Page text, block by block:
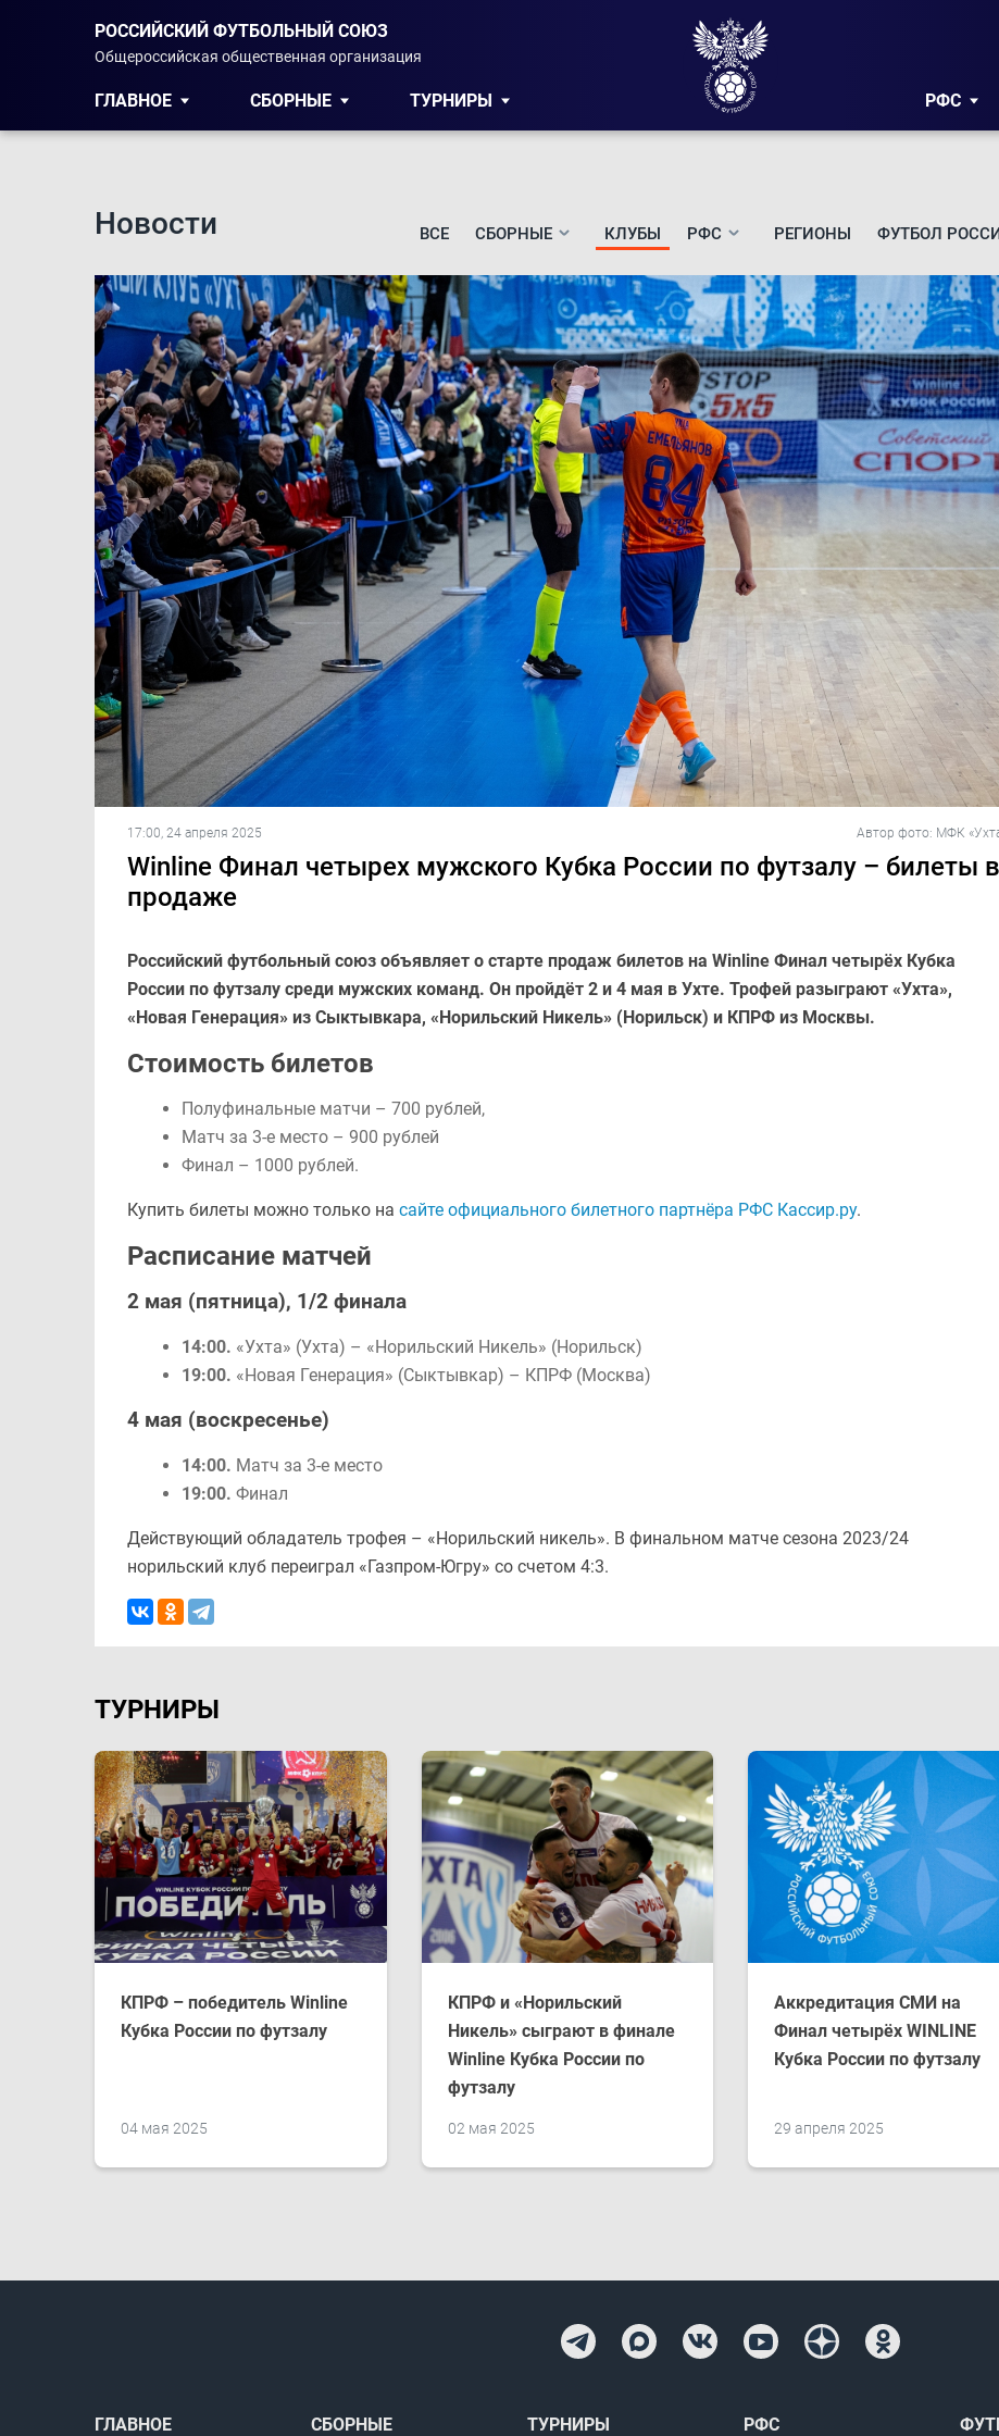
РОССИЙСКИЙ ФУТБОЛЬНЫЙ СОЮЗ
Общероссийская общественная организация
ГЛАВНОЕ СБОРНЫЕ ТУРНИРЫ РФС
Новости ВСЕ СБОРНЫЕ КЛУБЫ РФС РЕГИОНЫ ФУТБОЛ
17:00, 24 апреля 2025 Автор фото: МФК
Winline Финал четырех мужского Кубка России по футзалу – билеты в
продаже
Российский футбольный союз объявляет о старте продаж билетов на Winline Финал четырёх Кубка
России по футзалу среди мужских команд. Он пройдёт 2 и 4 мая в Ухте. Трофей разыграют «Ухта»,
«Новая Генерация» из Сыктывкара, «Норильский Никель» (Норильск) и КПРФ из Москвы.
Стоимость билетов
Полуфинальные матчи – 700 рублей,
Матч за 3-е место – 900 рублей
Финал – 1000 рублей.
Купить билеты можно только на сайте официального билетного партнёра РФС Кассир.ру.
Расписание матчей
2 мая (пятница), 1/2 финала
14:00. «Ухта» (Ухта) – «Норильский Никель» (Норильск)
19:00. «Новая Генерация» (Сыктывкар) – КПРФ (Москва)
4 мая (воскресенье)
14:00. Матч за 3-е место
19:00. Финал
Действующий обладатель трофея – «Норильский никель». В финальном матче сезона 2023/24
норильский клуб переиграл «Газпром-Югру» со счетом 4:3.
ТУРНИРЫ
04 мая 2025
КПРФ – победитель Winline
Кубка России по футзалу
02 мая 2025
КПРФ и «​Норильский
Никель» сыграют в финале
Winline Кубка России по
футзалу
29 апреля 2025
Аккредитация СМИ на
Финал четырёх WINLINE
Кубка России по футзалу
ГЛАВНОЕ СБОРНЫЕ ТУРНИРЫ РФС